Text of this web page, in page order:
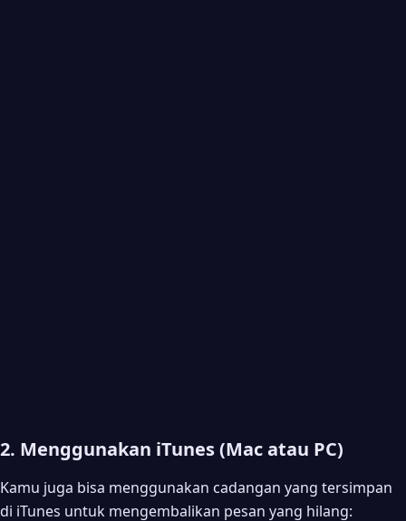
2. Menggunakan iTunes (Mac atau PC)
Kamu juga bisa menggunakan cadangan yang tersimpan
di iTunes untuk mengembalikan pesan yang hilang: